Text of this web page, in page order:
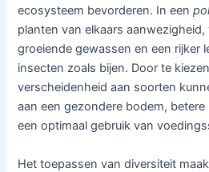
ecosysteem bevorderen. In een
planten van elkaars
groeiende gewassen en een rijker
insecten zoals bijen. Door te
verscheidenheid aan soorten
aan een gezondere bodem,
een optimaal gebruik van
Het toepassen van diversiteit